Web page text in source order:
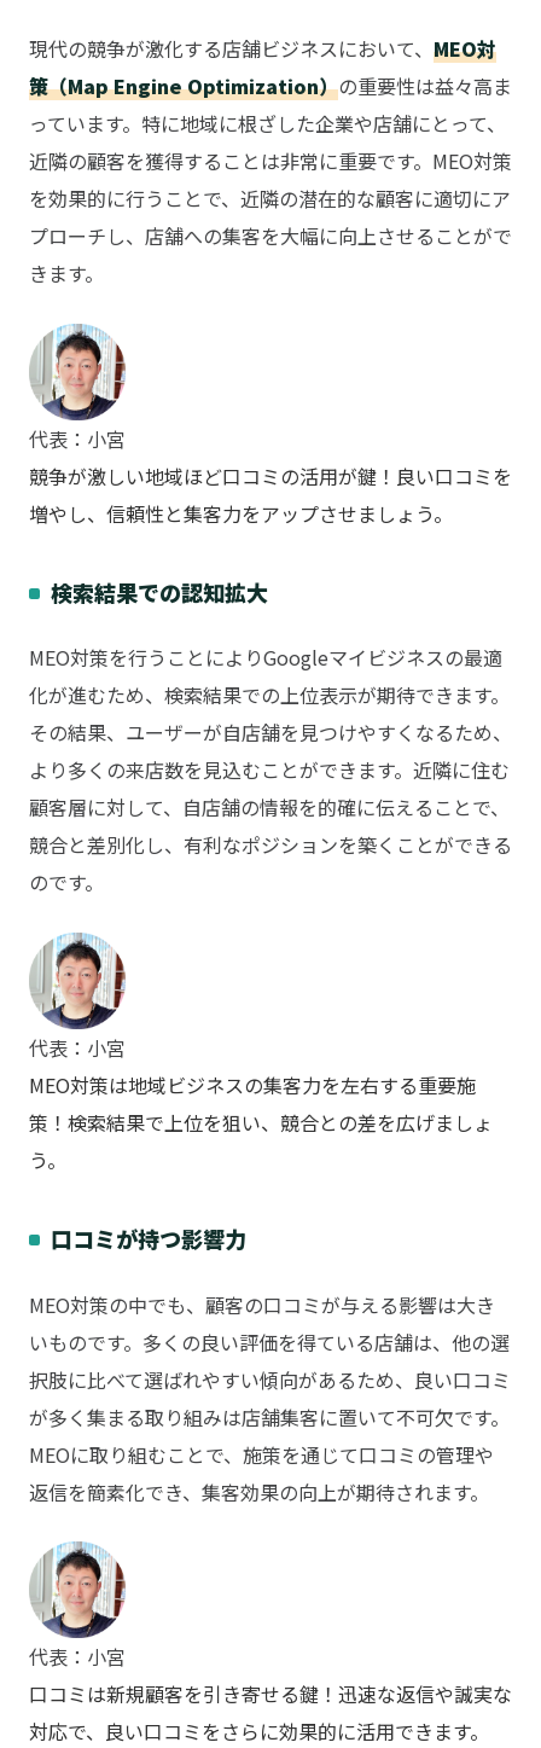
現代の競争が激化する店舗ビジネスにおいて、 MEO対
策（Map Engine Optimization）の重要性は益々高ま
っています。特に地域に根ざした企業や店舗にとって、
近隣の顧客を獲得することは非常に重要です。MEO対策
を効果的に行うことで、近隣の潜在的な顧客に適切にア
プローチし、店舗への集客を大幅に向上させることがで
きます。
代表：小宮
競争が激しい地域ほど口コミの活用が鍵！良い口コミを
増やし、信頼性と集客力をアップさせましょう。
検索結果での認知拡大
MEO対策を行うことによりGoogleマイビジネスの最適
化が進むため、検索結果での上位表示が期待できます。
その結果、ユーザーが自店舗を見つけやすくなるため、
より多くの来店数を見込むことができます。近隣に住む
顧客層に対して、自店舗の情報を的確に伝えることで、
競合と差別化し、有利なポジションを築くことができる
のです。
代表：小宮
MEO対策は地域ビジネスの集客力を左右する重要施
策！検索結果で上位を狙い、競合との差を広げましょ
う。
口コミが持つ影響力
MEO対策の中でも、顧客の口コミが与える影響は大き
いものです。多くの良い評価を得ている店舗は、他の選
択肢に比べて選ばれやすい傾向があるため、良い口コミ
が多く集まる取り組みは店舗集客に置いて不可欠です。
MEOに取り組むことで、施策を通じて口コミの管理や
返信を簡素化でき、集客効果の向上が期待されます。
代表：小宮
口コミは新規顧客を引き寄せる鍵！迅速な返信や誠実な
対応で、良い口コミをさらに効果的に活用できます。